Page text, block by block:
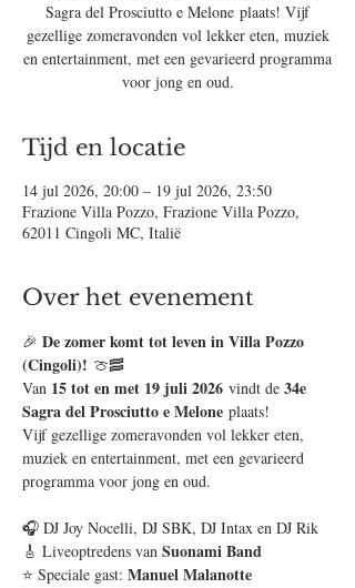
Sagra del Prosciutto e Melone plaats! Vijf
gezellige zomeravonden vol lekker eten, muziek
en entertainment, met een gevarieerd programma
voor jong en oud.
Tijd en locatie
14 jul 2026, 20:00 – 19 jul 2026, 23:50
Frazione Villa Pozzo, Frazione Villa Pozzo,
62011 Cingoli MC, Italië
Over het evenement
🎉 De zomer komt tot leven in Villa Pozzo
(Cingoli)! 🍈🥓
Van 15 tot en met 19 juli 2026 vindt de 34e
Sagra del Prosciutto e Melone plaats!
Vijf gezellige zomeravonden vol lekker eten,
muziek en entertainment, met een gevarieerd
programma voor jong en oud.
🎧 DJ Joy Nocelli, DJ SBK, DJ Intax en DJ Rik
🎸 Liveoptredens van Suonami Band
⭐ Speciale gast: Manuel Malanotte